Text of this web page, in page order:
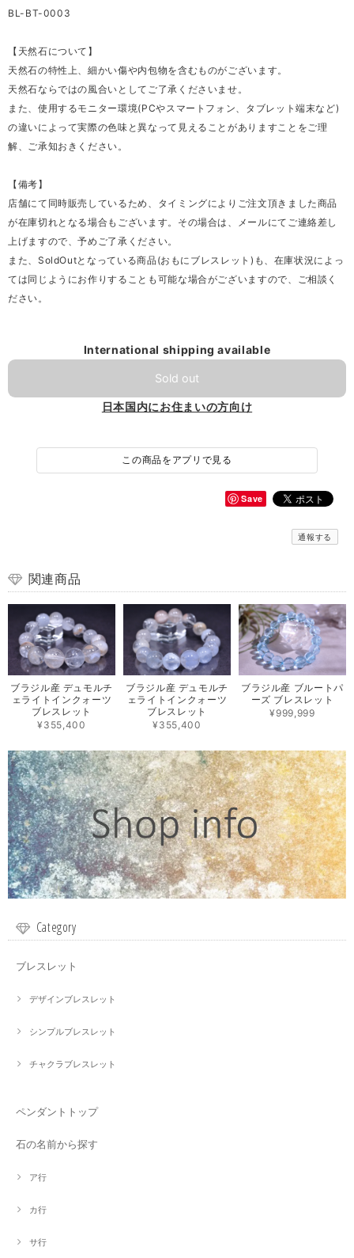
BL-BT-0003
【天然石について】
天然石の特性上、細かい傷や内包物を含むものがございます。
天然石ならではの風合いとしてご了承くださいませ。
また、使用するモニター環境(PCやスマートフォン、タブレット端末など)
の違いによって実際の色味と異なって見えることがありますことをご理
解、ご承知おきください。
【備考】
店舗にて同時販売しているため、タイミングによりご注文頂きました商品
が在庫切れとなる場合もございます。その場合は、メールにてご連絡差し
上げますので、予めご了承ください。
また、SoldOutとなっている商品(おもにブレスレット)も、在庫状況によっ
ては同じようにお作りすることも可能な場合がございますので、ご相談く
ださい。
International shipping available
Sold out
日本国内にお住まいの方向け
この商品をアプリで見る
Save
通報する
関連商品
ブラジル産 デュモルチ
ェライトインクォーツ
ブレスレット
¥355,400
ブラジル産 デュモルチ
ェライトインクォーツ
ブレスレット
¥355,400
ブラジル産 ブルートパ
ーズ ブレスレット
¥999,999
Category
ブレスレット
デザインブレスレット
シンプルブレスレット
チャクラブレスレット
ペンダントトップ
石の名前から探す
ア行
カ行
サ行